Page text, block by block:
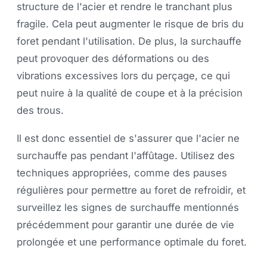
structure de l'acier et rendre le tranchant plus
fragile. Cela peut augmenter le risque de bris du
foret pendant l'utilisation. De plus, la surchauffe
peut provoquer des déformations ou des
vibrations excessives lors du perçage, ce qui
peut nuire à la qualité de coupe et à la précision
des trous.
Il est donc essentiel de s'assurer que l'acier ne
surchauffe pas pendant l'affûtage. Utilisez des
techniques appropriées, comme des pauses
régulières pour permettre au foret de refroidir, et
surveillez les signes de surchauffe mentionnés
précédemment pour garantir une durée de vie
prolongée et une performance optimale du foret.